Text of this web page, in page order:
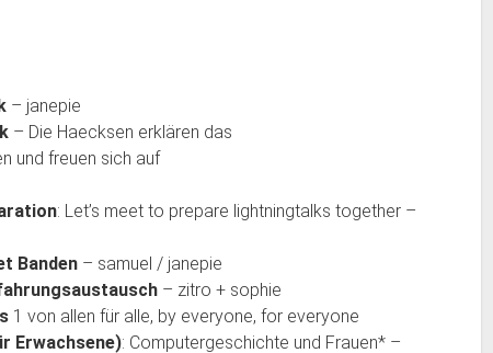
– janepie
– Die Haecksen erklären das
und freuen sich auf
: Let’s meet to prepare lightningtalks together –
Banden– samuel / janepie
– zitro + sophie
1 von allen für alle, by everyone, for everyone
Erwachsene): Computergeschichte und Frauen* –